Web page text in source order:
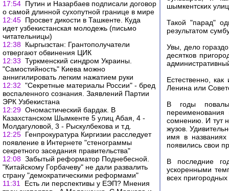
17:54 Путин и Назарбаев подписали договор
о самой длинной сухопутной границе в мире
12:45 Просвет дикости в Ташкенте. Куда
идет узбекистанская молодежь (письмо
читательницы)
12:38 Кыргызстан: Грантополучатели
отвергают обвинения ЦИК
12:33 Туркменский синдром Украины.
"Самостийность" Киева можно
аннигилировать легким нажатием руки
12:32 "Секретные материалы России" - бред
воспаленного сознания. Заявлений Партии
ЭРК Узбекистана
12:29 Ономастический бардак. В
Казахстанском Шымкенте 5 улиц Абая, 4 -
Молдагуловой, 3 - Рыскулбекова и т.д.
12:25 Генпрокуратура Киргизии расследует
появление в Интернете "стенограммы
секретного заседания правительства"
12:08 Забытый реформатор Поднебесной.
"Китайскому Горбачеву" не дали развалить
страну "демократическими реформами"
11:31
Есть ли перспективы у ЕЭП? Мнения
шымкентских
Такой "парад"
результатом
Увы, дело
десятков
Естественно,
Ленина или
В годы
сомнению. И тут
жузов.
имя в
появились свои
В последние
ускоренными
всех